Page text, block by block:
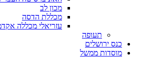
מכון לב
מכללת הדסה
עזריאלי מכללה
תעופה
כנס ירושלים
מוסדות ממשל